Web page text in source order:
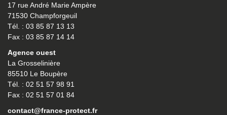
17 rue André Marie Ampère
71530 Champforgeuil
Tél. : 03 85 87 13 13
Fax : 03 85 87 14 14
Agence ouest
La Grosselinière
85510 Le Boupère
Tél. : 02 51 57 98 91
Fax : 02 51 57 01 84
contact@france-protect.fr